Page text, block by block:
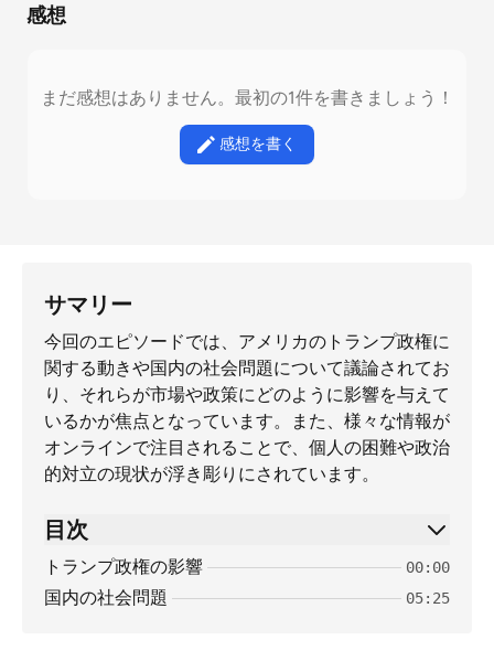
感想
まだ感想はありません。最初の1件を書きましょう！
感想を書く
サマリー
今回のエピソードでは、アメリカのトランプ政権に
関する動きや国内の社会問題について議論されてお
り、それらが市場や政策にどのように影響を与えて
いるかが焦点となっています。また、様々な情報が
オンラインで注目されることで、個人の困難や政治
的対立の現状が浮き彫りにされています。
目次
トランプ政権の影響 00:00
国内の社会問題 05:25